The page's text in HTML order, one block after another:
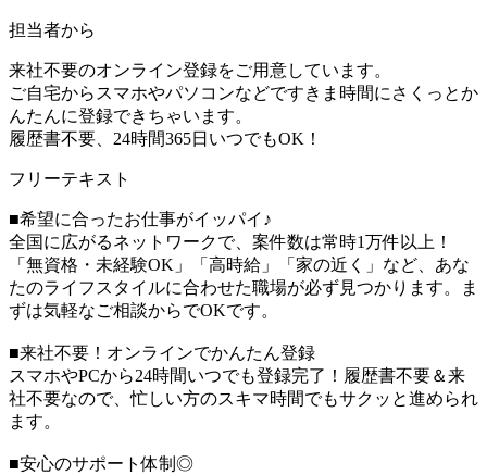
担当者から
来社不要のオンライン登録をご用意しています。
ご自宅からスマホやパソコンなどですきま時間にさくっとか
んたんに登録できちゃいます。
履歴書不要、24時間365日いつでもOK！
フリーテキスト
■希望に合ったお仕事がイッパイ♪
全国に広がるネットワークで、案件数は常時1万件以上！
「無資格・未経験OK」「高時給」「家の近く」など、あな
たのライフスタイルに合わせた職場が必ず見つかります。ま
ずは気軽なご相談からでOKです。
■来社不要！オンラインでかんたん登録
スマホやPCから24時間いつでも登録完了！履歴書不要＆来
社不要なので、忙しい方のスキマ時間でもサクッと進められ
ます。
■安心のサポート体制◎